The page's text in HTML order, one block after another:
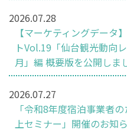
2026.07.28
【マーケティングデータ
トVol.19「仙台観光動向
月」編 概要版を公開しま
2026.07.27
「令和8年度宿泊事業者
上セミナー」開催のお知